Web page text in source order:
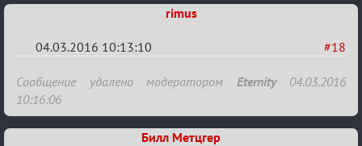
rimus
#18
04.03.2016 10:13:10
Re:
Заявки
в
Сообщение удалено модератором Eternity04.03.2016
10:16:06
Билл Метцгер